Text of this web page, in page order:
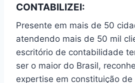
CONTABILIZEI:
Presente em mais de 50
atendendo mais de 50 mil
escritório de contabilidade
ser o maior do Brasil,
expertise em constituição de